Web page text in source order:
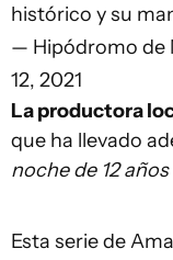
histórico y su
— Hipódromo de
12, 2021
La productora
que ha llevado
noche de 12 años
Esta serie de